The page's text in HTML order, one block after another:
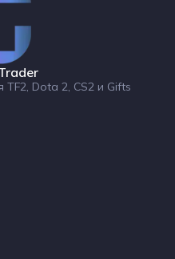
Dota 2, CS2 и Gifts